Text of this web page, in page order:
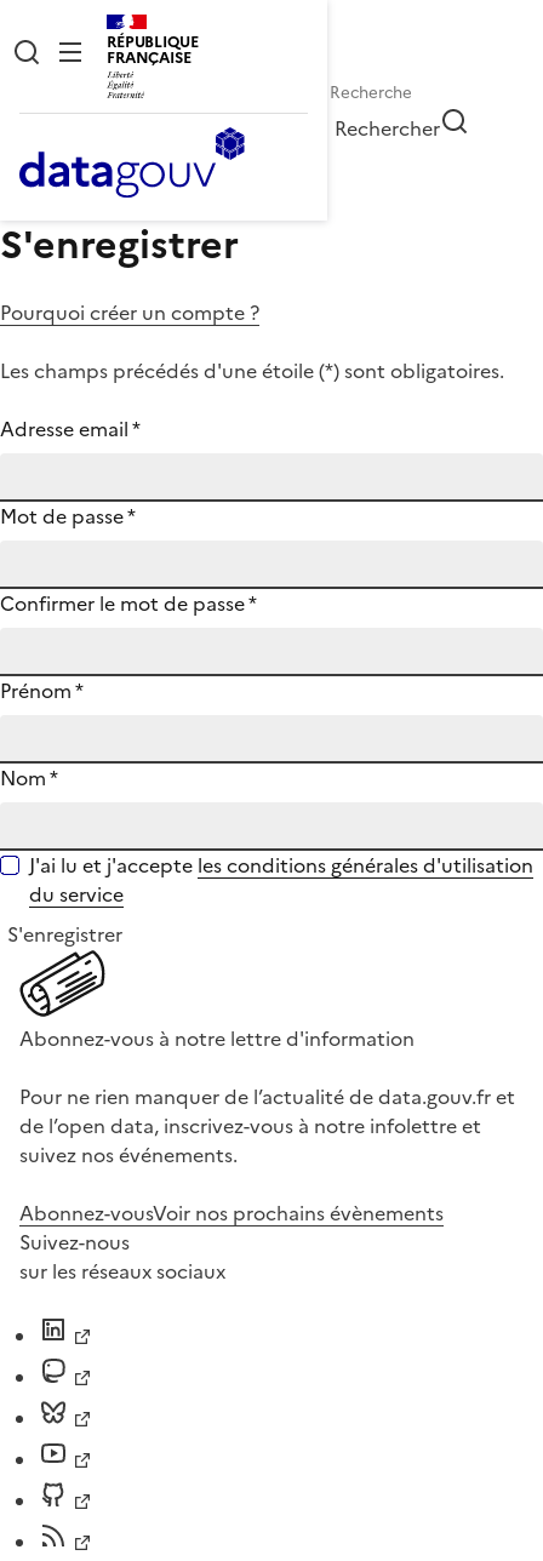
RÉPUBLIQUE
FRANÇAISE
Rechercher
S'enregistrer
Pourquoi créer un compte ?
Les champs précédés d'une étoile (*) sont obligatoires.
Adresse email*
Mot de passe*
Confirmer le mot de passe*
Prénom*
Nom*
J'ai lu et j'accepte les conditions générales d'utilisation
du service
S'enregistrer
Abonnez-vous à notre lettre d'information
Pour ne rien manquer de l’actualité de data.gouv.fr et
de l’open data, inscrivez-vous à notre infolettre et
suivez nos événements.
Abonnez-vousVoir nos prochains évènements
Suivez-nous
sur les réseaux sociaux